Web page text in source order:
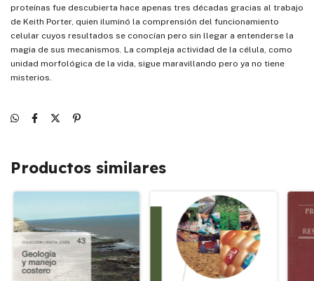
proteínas fue descubierta hace apenas tres décadas gracias al trabajo
de Keith Porter, quien iluminó la comprensión del funcionamiento
celular cuyos resultados se conocían pero sin llegar a entenderse la
magia de sus mecanismos. La compleja actividad de la célula, como
unidad morfológica de la vida, sigue maravillando pero ya no tiene
misterios.
Productos similares